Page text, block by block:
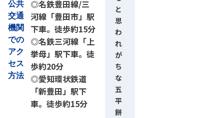
公共
交通
機関
での
アク
セス
方法
◎名鉄豊田線/三
河線「豊田市」駅
下車。徒歩約15分
◎名鉄三河線「上
挙母」駅下車。徒
歩約20分
◎愛知環状鉄道
「新豊田」駅下
車。徒歩約15分
と
思
わ
れ
が
ち
な
五
平
餅